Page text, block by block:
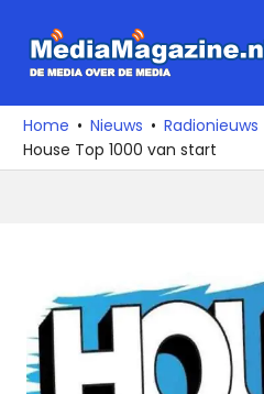
naar
media
over
de
Home Nieuws Radionieuws
House Top 1000 van start